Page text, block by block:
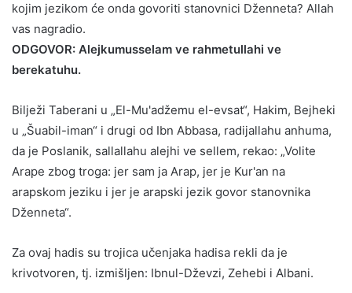
kojim jezikom će onda govoriti stanovnici Dženneta? Allah
vas nagradio.
ODGOVOR: Alejkumusselam ve rahmetullahi ve
berekatuhu.
Bilježi Taberani u „El-Mu'adžemu el-evsat“, Hakim, Bejheki
u „Šuabil-iman“ i drugi od Ibn Abbasa, radijallahu anhuma,
da je Poslanik, sallallahu alejhi ve sellem, rekao: „Volite
Arape zbog troga: jer sam ja Arap, jer je Kur'an na
arapskom jeziku i jer je arapski jezik govor stanovnika
Dženneta“.
Za ovaj hadis su trojica učenjaka hadisa rekli da je
krivotvoren, tj. izmišljen: Ibnul-Dževzi, Zehebi i Albani.